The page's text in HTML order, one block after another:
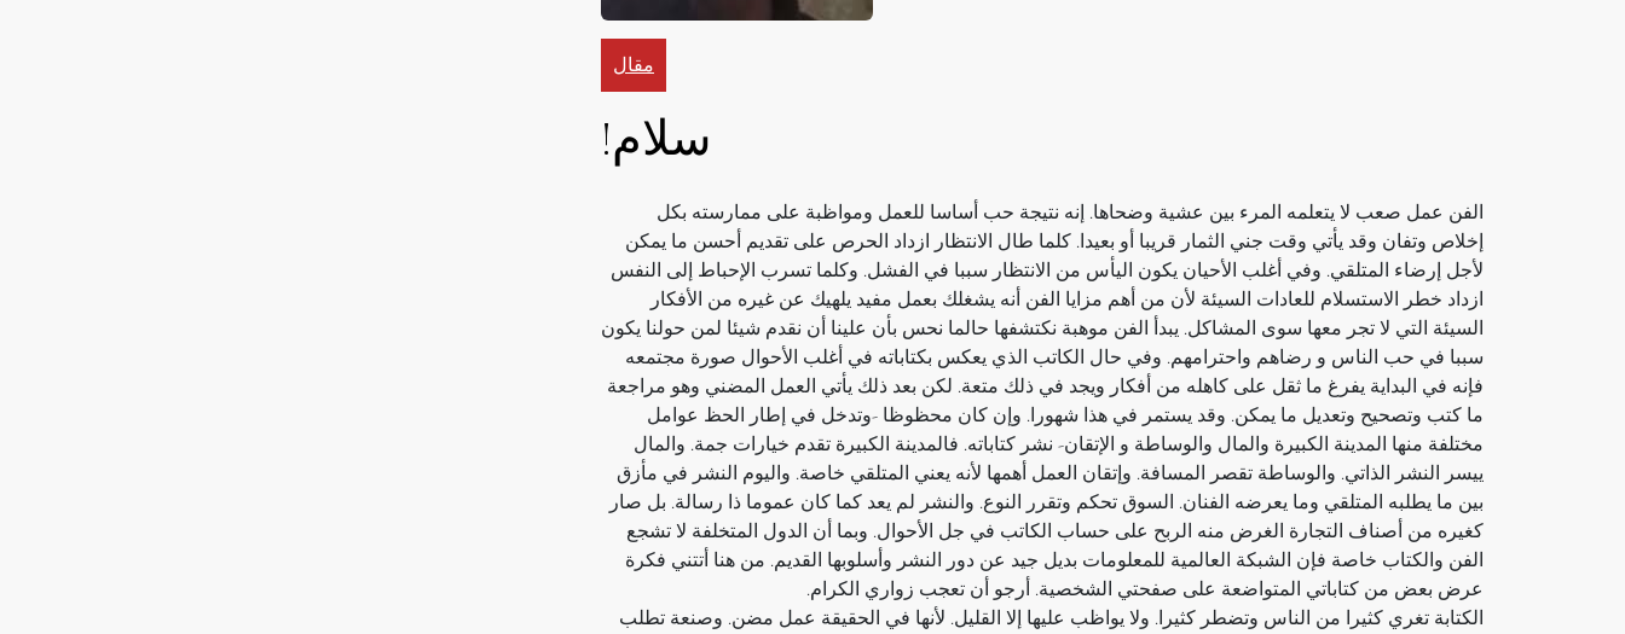
مقال
سلام!
الفن عمل صعب لا يتعلمه المرء بين عشية وضحاها. إنه نتيجة حب أساسا للعمل ومواظبة على ممارسته بكل
إخلاص وتفان وقد يأتي وقت جني الثمار قريبا أو بعيدا. كلما طال الانتظار ازداد الحرص على تقديم أحسن ما يمكن
لأجل إرضاء المتلقي. وفي أغلب الأحيان يكون اليأس من الانتظار سببا في الفشل. وكلما تسرب الإحباط إلى النفس
ازداد خطر الاستسلام للعادات السيئة لأن من أهم مزايا الفن أنه يشغلك بعمل مفيد يلهيك عن غيره من الأفكار
السيئة التي لا تجر معها سوى المشاكل. يبدأ الفن موهبة نكتشفها حالما نحس بأن علينا أن نقدم شيئا لمن حولنا يكون
سببا في حب الناس و رضاهم واحترامهم. وفي حال الكاتب الذي يعكس بكتاباته في أغلب الأحوال صورة مجتمعه
فإنه في البداية يفرغ ما ثقل على كاهله من أفكار ويجد في ذلك متعة. لكن بعد ذلك يأتي العمل المضني وهو مراجعة
ما كتب وتصحيح وتعديل ما يمكن. وقد يستمر في هذا شهورا. وإن كان محظوظا -وتدخل في إطار الحظ عوامل
مختلفة منها المدينة الكبيرة والمال والوساطة و الإتقان- نشر كتاباته. فالمدينة الكبيرة تقدم خيارات جمة. والمال
ييسر النشر الذاتي. والوساطة تقصر المسافة. وإتقان العمل أهمها لأنه يعني المتلقي خاصة. واليوم النشر في مأزق
بين ما يطلبه المتلقي وما يعرضه الفنان. السوق تحكم وتقرر النوع. والنشر لم يعد كما كان عموما ذا رسالة. بل صار
كغيره من أصناف التجارة الغرض منه الربح على حساب الكاتب في جل الأحوال. وبما أن الدول المتخلفة لا تشجع
الفن والكتاب خاصة فإن الشبكة العالمية للمعلومات بديل جيد عن دور النشر وأسلوبها القديم. من هنا أتتني فكرة
عرض بعض من كتاباتي المتواضعة على صفحتي الشخصية. أرجو أن تعجب زواري الكرام.
الكتابة تغري كثيرا من الناس وتضطر كثيرا. ولا يواظب عليها إلا القليل. لأنها في الحقيقة عمل مضن. وصنعة تطلب